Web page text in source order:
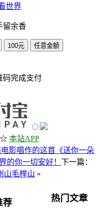
世界
留余香
100元
任意金额
码完成支付
☆ 本站APP
影唱作的这首《送你一朵
的你一切安好！ 下一篇：
山毛榉山 »
荐 热门文章